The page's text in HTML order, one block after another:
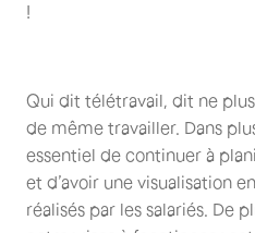
!
Qui dit télétravail, dit ne
de même travailler. Dans
essentiel de continuer à
et d’avoir une visualisation
réalisés par les salariés. De